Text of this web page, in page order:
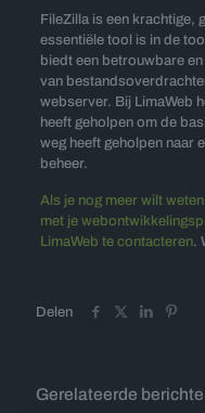
FileZilla is een krachtige,
essentiële tool is in de
biedt een betrouwbare
van
webserver. Bij LimaWeb
heeft geholpen om de
weg heeft geholpen naar
beheer.
Als je nog meer wilt
met je
LimaWeb te contacteren.
Delen
Gerelateerde